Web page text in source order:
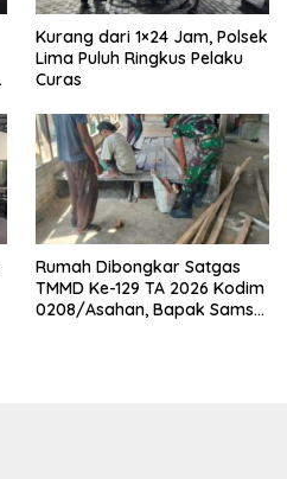
Kurang dari 1×24 Jam, Polsek
Lima Puluh Ringkus Pelaku
Curas
Rumah Dibongkar Satgas
TMMD Ke-129 TA 2026 Kodim
0208/Asahan, Bapak Samsul